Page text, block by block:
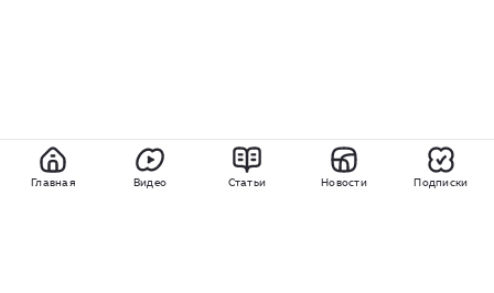
Главная Видео Статьи Новости Подписки